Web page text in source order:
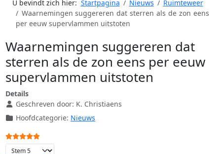
U bevindt zich hier: Startpagina Nieuws
Ruimteweer
Waarnemingen suggereren dat sterren als de zon eens
per eeuw supervlammen uitstoten
Waarnemingen suggereren dat
sterren als de zon eens per eeuw
supervlammen uitstoten
Details
Geschreven door: K. Christiaens
Hoofdcategorie: Nieuws
Gebruikerswaardering:
Voeg waardering toe